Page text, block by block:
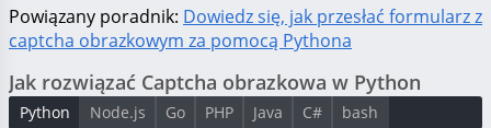
Powiązany poradnik: Dowiedz się, jak przesłać formularz z
captcha obrazkowym za pomocą Pythona
Python Node.js Go PHP Java C# bash
Jak rozwiązać Captcha obrazkowa w Python